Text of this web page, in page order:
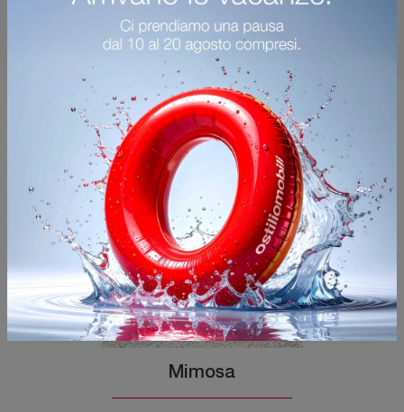
Potrebbero piacerti anche
Mimosa